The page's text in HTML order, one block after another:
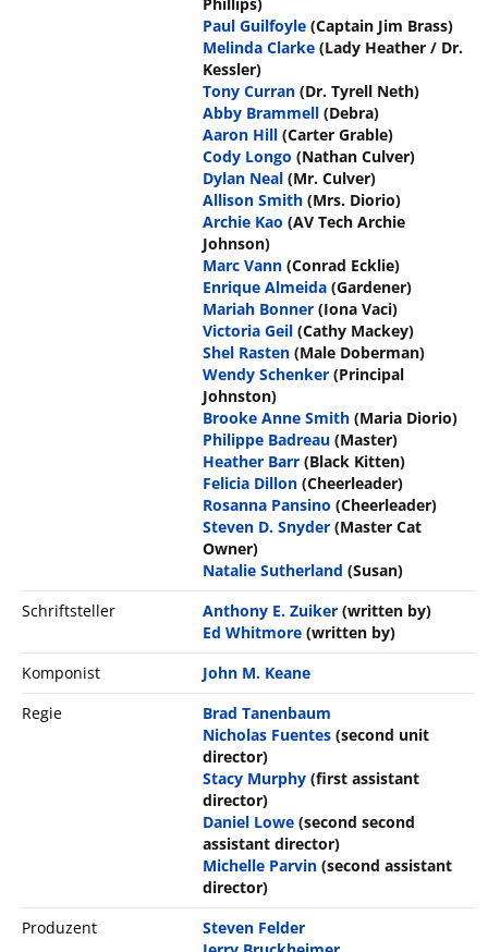
Paul Guilfoyle (Captain Jim Brass)
Melinda Clarke (Lady Heather / Dr.
Kessler)
Tony Curran (Dr. Tyrell Neth)
Abby Brammell (Debra)
Aaron Hill (Carter Grable)
Cody Longo (Nathan Culver)
Dylan Neal (Mr. Culver)
Allison Smith (Mrs. Diorio)
Archie Kao (AV Tech Archie
Johnson)
Marc Vann (Conrad Ecklie)
Enrique Almeida (Gardener)
Mariah Bonner (Iona Vaci)
Victoria Geil (Cathy Mackey)
Shel Rasten (Male Doberman)
Wendy Schenker (Principal
Johnston)
Brooke Anne Smith (Maria Diorio)
Philippe Badreau (Master)
Heather Barr (Black Kitten)
Felicia Dillon (Cheerleader)
Rosanna Pansino (Cheerleader)
Steven D. Snyder (Master Cat
Owner)
Natalie Sutherland (Susan)
Schriftsteller
Anthony E. Zuiker (written by)
Ed Whitmore (written by)
Komponist
John M. Keane
Regie
Brad Tanenbaum
Nicholas Fuentes (second unit
director)
Stacy Murphy (first assistant
director)
Daniel Lowe (second second
assistant director)
Michelle Parvin (second assistant
director)
Produzent
Steven Felder